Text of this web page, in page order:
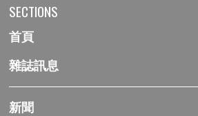
SECTIONS
首頁
雜誌訊息
新聞